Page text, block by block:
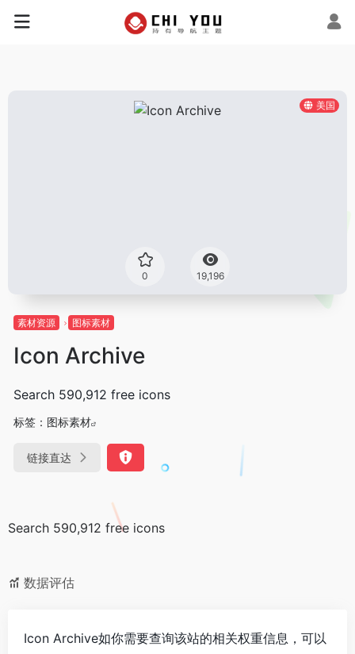
美国
0 19,196
素材资源 图标素材
Icon Archive
Search 590,912 free icons
标签： 图标素材
链接直达
Search 590,912 free icons
数据评估
Icon Archive如你需要查询该站的相关权重信息，可以